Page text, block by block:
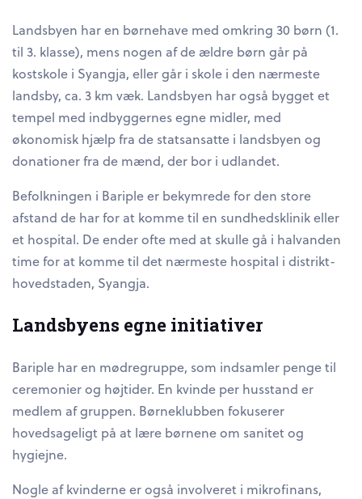
Landsbyen har en børnehave med omkring 30 børn (1.
til 3. klasse), mens nogen af de ældre børn går på
kostskole i Syangja, eller går i skole i den nærmeste
landsby, ca. 3 km væk. Landsbyen har også bygget et
tempel med indbyggernes egne midler, med
økonomisk hjælp fra de statsansatte i landsbyen og
donationer fra de mænd, der bor i udlandet.
Befolkningen i Bariple er bekymrede for den store
afstand de har for at komme til en sundhedsklinik eller
et hospital. De ender ofte med at skulle gå i halvanden
time for at komme til det nærmeste hospital i distrikt-
hovedstaden, Syangja.
Landsbyens egne initiativer
Bariple har en mødregruppe, som indsamler penge til
ceremonier og højtider. En kvinde per husstand er
medlem af gruppen. Børneklubben fokuserer
hovedsageligt på at lære børnene om sanitet og
hygiejne.
Nogle af kvinderne er også involveret i mikrofinans,